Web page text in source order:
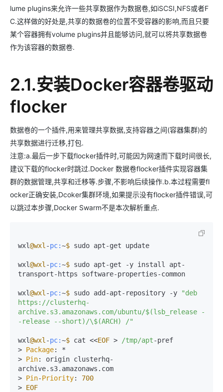
lume plugins来允许一些共享数据作为数据卷,如iSCSI,NFS或者F
C.这样做的好处是,共享的数据卷的位置不受容器的影响,而且只要
某个容器拥有volume plugins并且能够访问,就可以将共享数据卷
作为该容器的数据卷.
2.1.安装Docker容器卷驱动
flocker
数据卷的一个插件,用来管理共享数据,支持容器之间(容器集群)的
共享数据进行迁移,打包.
注意:a.最后一步下载flocker插件时,可能因为网速而下载时间很长,
建议下载的flocker时跳过.Docker 数据卷flocker插件实现容器集
群的数据管理,共享和迁移等.步骤,不影响后续操作.b.本过程需要fl
ocker正确安装,Dcoker集群环境,如果提示没有flocker插件错误,可
以跳过本步骤,Docker Swarm不是本次解析重点.
wxl@wxl -pc:~$ sudo apt-get update
wxl@wxl -pc:~$ sudo apt-get -y install apt-
transport-https software-properties-common
wxl@wxl -pc:~$ sudo add-apt-repository -y
"deb
https://clusterhq-
archive.s3.amazonaws.com/ubuntu/$(lsb_release -
-release --short)/\$(ARCH) /"
wxl@wxl -pc:~$ cat <<EOF > /tmp/apt-pref
> Package: *
> Pin: origin clusterhq-
archive.s3.amazonaws.com
> Pin-Priority: 700
> EOF